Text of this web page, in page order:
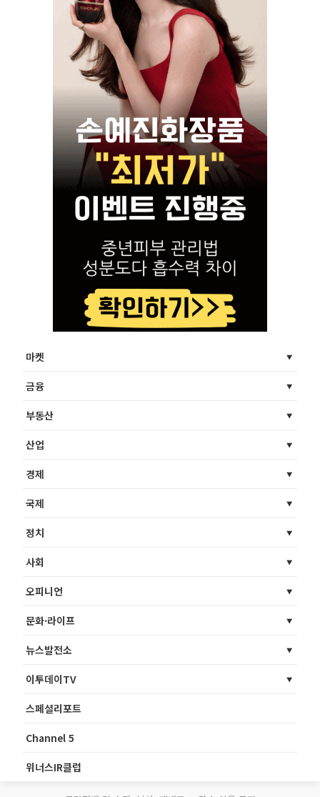
마켓
금융
부동산
산업
경제
국제
정치
사회
오피니언
문화·라이프
뉴스발전소
이투데이TV
스페셜리포트
Channel 5
위너스IR클럽